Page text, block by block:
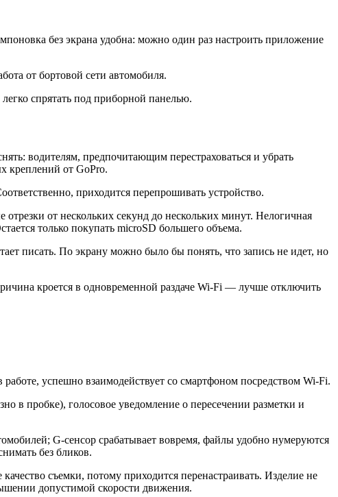
без экрана удобна: можно один раз настроить приложение
от бортовой сети автомобиля.
спрятать под приборной панелью.
водителям, предпочитающим перестраховаться и убрать
креплений от GoPro.
приходится перепрошивать устройство.
от нескольких секунд до нескольких минут. Нелогичная
только покупать microSD большего объема.
писать. По экрану можно было бы понять, что запись не идет, но
кроется в одновременной раздаче Wi-Fi — лучше отключить
работе, успешно взаимодействует со смартфоном посредством Wi-Fi.
в пробке), голосовое уведомление о пересечении разметки и
G-сенсор срабатывает вовремя, файлы удобно нумеруются
без бликов.
съемки, потому приходится перенастраивать. Изделие не
допустимой скорости движения.